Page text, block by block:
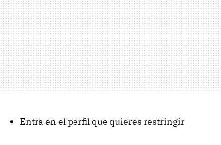
Entra en el perfil que quieres restringir